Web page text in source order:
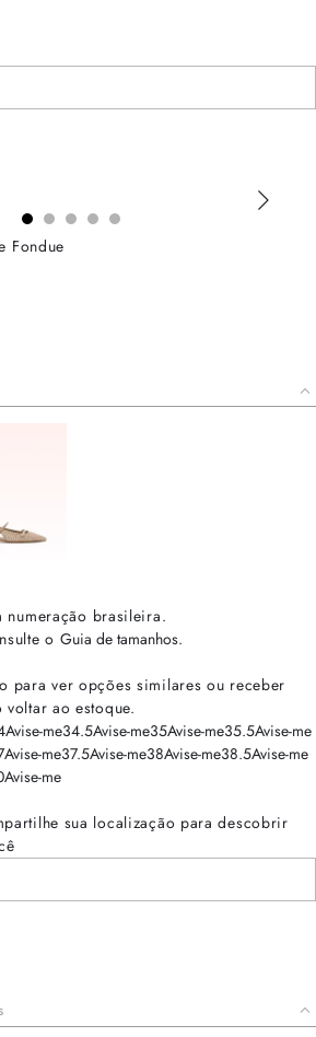
Fondue
numeração brasileira.
o Guia de tamanhos.
para ver opções similares ou receber
ao estoque.
Avise-me34.5Avise-me35Avise-me35.5Avise-me
Avise-me37.5Avise-me38Avise-me38.5Avise-me
Avise-me
sua localização para descobrir